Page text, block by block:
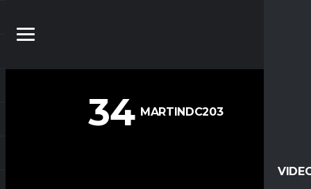
34 MARTINDC203